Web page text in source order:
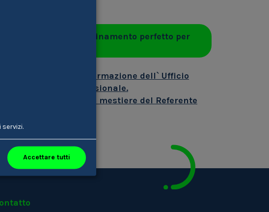
subito a trovare l'abbinamento perfetto per
su Referente per la formazione dell` Ufficio
scolastico & professionale.
su eJob relative al mestiere del Referente
Accettare tutti